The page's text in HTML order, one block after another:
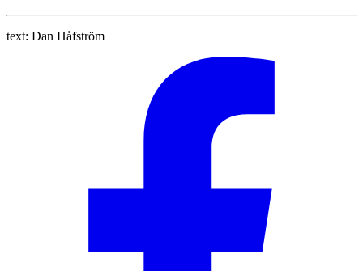
text: Dan Håfström